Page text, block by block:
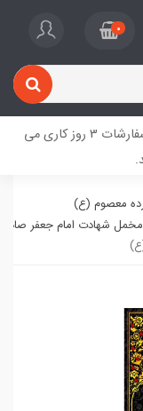
0
زمان آماده سازی سفارشات 3 روز کاری می
معصوم (ع)
مخمل شهادت امام جعفر